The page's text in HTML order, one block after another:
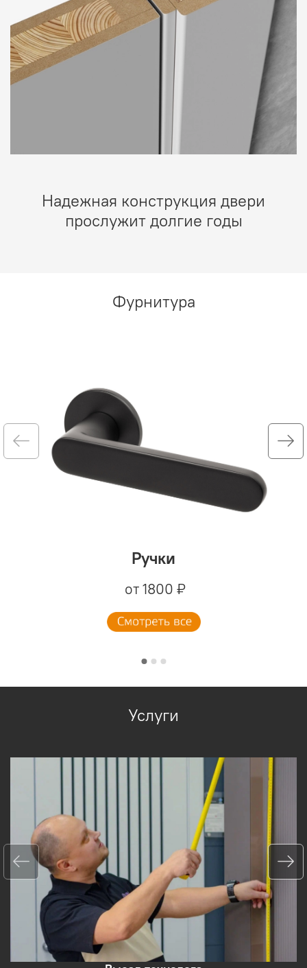
Надежная конструкция двери
прослужит долгие годы
Фурнитура
Ручки
от 1800 ₽
Услуги